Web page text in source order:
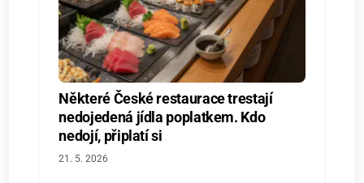
Některé České restaurace trestají
nedojedená jídla poplatkem. Kdo
nedojí, připlatí si
21. 5. 2026